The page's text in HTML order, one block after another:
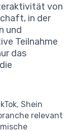
von
in der
und
Teilnahme
das
Shein
relevant